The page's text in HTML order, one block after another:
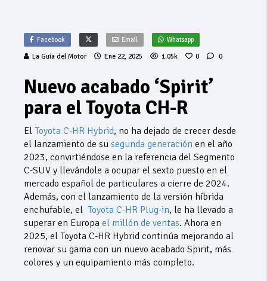
Facebook Email Whatsapp
La Guía del Motor Ene 22, 2025 1.05k 0 0
Nuevo acabado ‘Spirit’
para el Toyota CH-R
El Toyota C-HR Hybrid, no ha dejado de crecer desde
el lanzamiento de su segunda generación en el año
2023, convirtiéndose en la referencia del Segmento
C-SUV y llevándole a ocupar el sexto puesto en el
mercado español de particulares a cierre de 2024.
Además, con el lanzamiento de la versión híbrida
enchufable, el Toyota C-HR Plug-in, le ha llevado a
superar en Europa el millón de ventas. Ahora en
2025, el Toyota C-HR Hybrid continúa mejorando al
renovar su gama con un nuevo acabado Spirit, más
colores y un equipamiento más completo.